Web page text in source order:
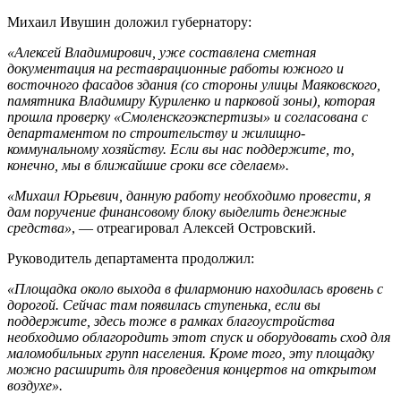
Михаил Ивушин доложил губернатору:
«Алексей Владимирович, уже составлена сметная
документация на реставрационные работы южного и
восточного фасадов здания (со стороны улицы Маяковского,
памятника Владимиру Куриленко и парковой зоны), которая
прошла проверку «Смоленскгоэкспертизы» и согласована с
департаментом по строительству и жилищно-
коммунальному хозяйству. Если вы нас поддержите, то,
конечно, мы в ближайшие сроки все сделаем».
«Михаил Юрьевич, данную работу необходимо провести, я
дам поручение финансовому блоку выделить денежные
средства», — отреагировал Алексей Островский.
Руководитель департамента продолжил:
«Площадка около выхода в филармонию находилась вровень с
дорогой. Сейчас там появилась ступенька, если вы
поддержите, здесь тоже в рамках благоустройства
необходимо облагородить этот спуск и оборудовать сход для
маломобильных групп населения. Кроме того, эту площадку
можно расширить для проведения концертов на открытом
воздухе».